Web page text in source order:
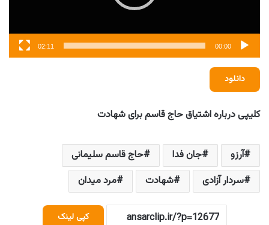
00:00
02:11
دانلود
کلیپی درباره اشتیاق حاج قاسم برای شهادت
آرزو جان فدا
حاج قاسم سلیمانی
سردار آزادی
شهادت مرد میدان
کپی لینک